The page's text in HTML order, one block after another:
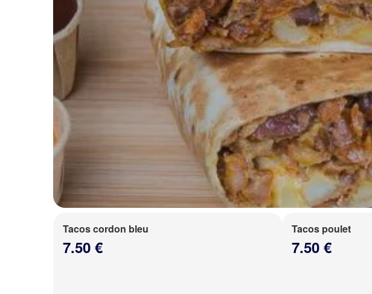
Tacos cordon bleu
7.50 €
Tacos poulet
7.50 €